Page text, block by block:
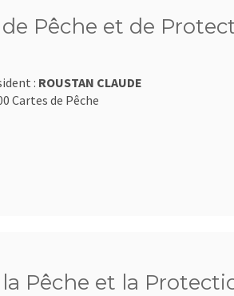
Pêche et de
: ROUSTAN CLAUDE
Cartes de Pêche
Pêche et la